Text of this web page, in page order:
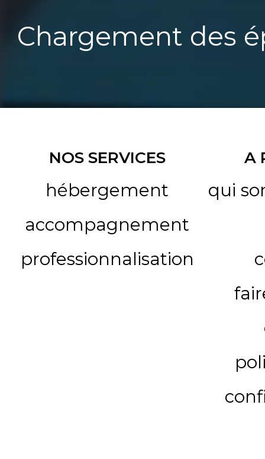
Chargement des
NOS SERVICES
hébergement
accompagnement
professionnalisation
A
qui